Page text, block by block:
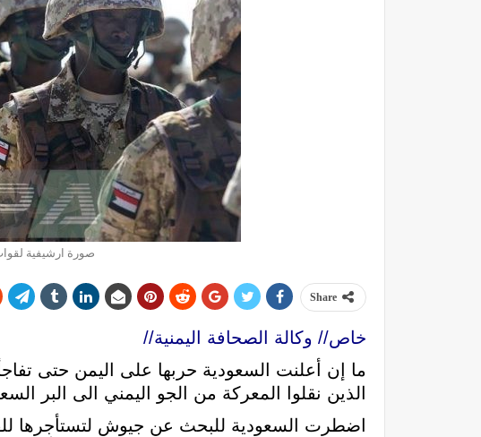
صورة ارشيفية
Share
خاص// وكالة الصحافة اليمنية//
ما إن أعلنت السعودية حربها على اليمن حتى
الذين نقلوا المعركة من الجو اليمني الى البر
اضطرت السعودية للبحث عن جيوش لتستأجرها